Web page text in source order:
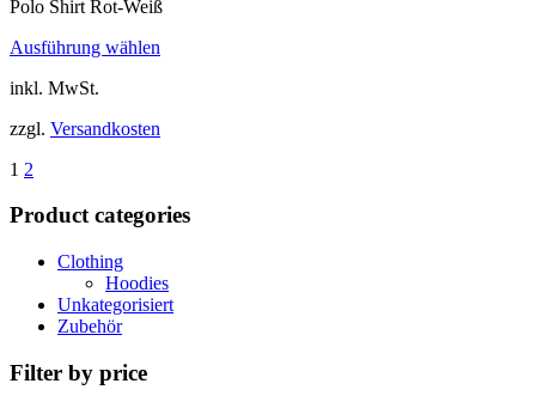
Polo Shirt Rot-Weiß
Ausführung wählen
inkl. MwSt.
zzgl. Versandkosten
1 2
Product categories
Clothing
Hoodies
Unkategorisiert
Zubehör
Filter by price